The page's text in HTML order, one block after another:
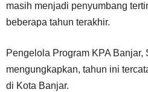
masih menjadi penyumbang
beberapa tahun terakhir.
Pengelola Program KPA Banjar,
mengungkapkan, tahun ini
di Kota Banjar.